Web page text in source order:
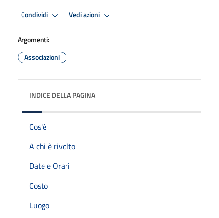
Condividi Vedi azioni
Argomenti:
Associazioni
INDICE DELLA PAGINA
Cos'è
A chi è rivolto
Date e Orari
Costo
Luogo